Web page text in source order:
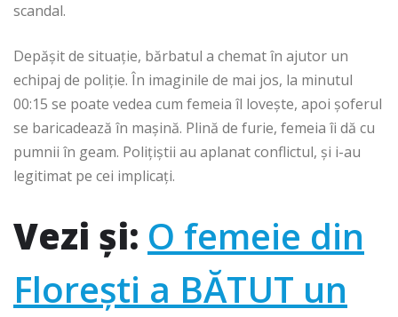
scandal.
Depășit de situație, bărbatul a chemat în ajutor un
echipaj de poliție. În imaginile de mai jos, la minutul
00:15 se poate vedea cum femeia îl lovește, apoi șoferul
se baricadează în mașină. Plină de furie, femeia îi dă cu
pumnii în geam. Polițiștii au aplanat conflictul, și i-au
legitimat pe cei implicați.
Vezi și: O femeie din
Florești a BĂTUT un